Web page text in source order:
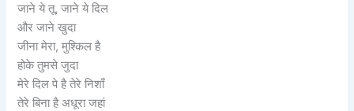
जाने ये तू, जाने ये दिल
और जाने खुदा
जीना मेरा, मुश्किल है
होके तुमसे जुदा
मेरे दिल पे है तेरे निशाँ
तेरे बिना है अधूरा जहां